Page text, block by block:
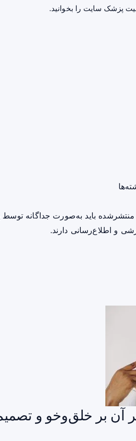
پزشک سایت را بخوانید.
باید به‌صورت جداگانه
و اطلاع‌رسانی دارند.
آن بر خلق‌وخو و